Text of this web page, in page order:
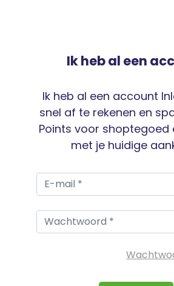
Ik heb al een
Ik heb al een account
snel af te rekenen en
Points voor shoptegoed
met je huidige